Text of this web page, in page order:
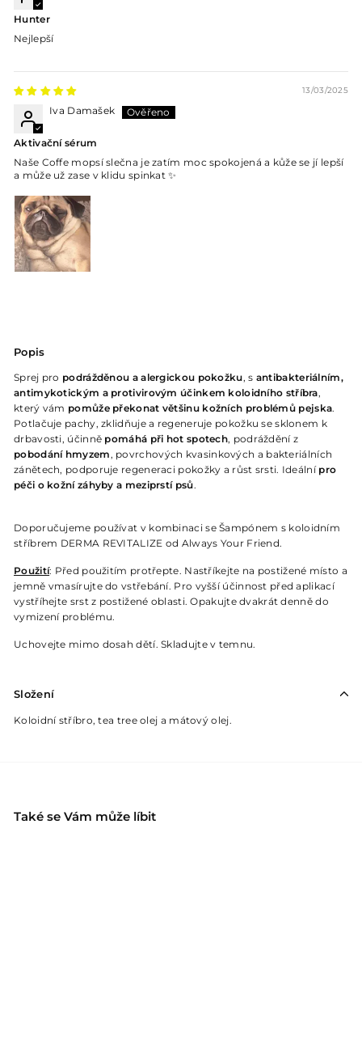
Hunter
Nejlepší
13/03/2025
Iva Damašek
Aktivační sérum
Naše Coffe mopsí slečna je zatím moc spokojená a kůže se jí lepší
a může už zase v klidu spinkat ✨
Popis
Sprej pro podrážděnou a alergickou pokožku, s antibakteriálním,
antimykotickým a protivirovým účinkem koloidního stříbra,
který vám pomůže překonat většinu kožních problémů pejska.
Potlačuje pachy, zklidňuje a regeneruje pokožku se sklonem k
drbavosti, účinně pomáhá při hot spotech, podráždění z
pobodání hmyzem , povrchových kvasinkových a bakteriálních
zánětech, podporuje regeneraci pokožky a růst srsti. Ideální pro
péči o kožní záhyby a meziprstí psů.
Doporučujeme používat v kombinaci se Šampónem s koloidním
stříbrem DERMA REVITALIZE od Always Your Friend.
Použití: Před použitím protřepte. Nastříkejte na postižené místo a
jemně vmasírujte do vstřebání. Pro vyšší účinnost před aplikací
vystříhejte srst z postižené oblasti. Opakujte dvakrát denně do
vymizení problému.
Uchovejte mimo dosah dětí. Skladujte v temnu.
Složení
Koloidní stříbro, tea tree olej a mátový olej.
Také se Vám může líbit